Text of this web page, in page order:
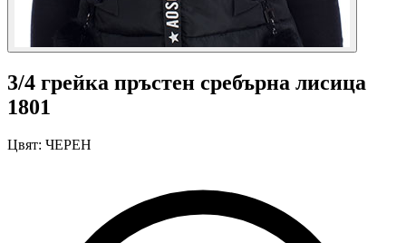
3/4 грейка пръстен сребърна лисица
1801
Цвят: ЧЕРЕН